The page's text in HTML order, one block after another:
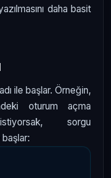
daha basit
ile başlar. Örneğin,
oturum açma
sorgu